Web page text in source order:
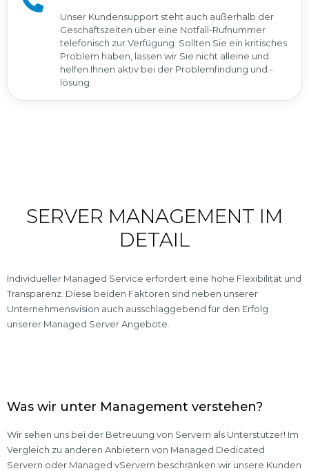
Unser Kundensupport steht auch außerhalb der
Geschäftszeiten über eine Notfall-Rufnummer
telefonisch zur Verfügung. Sollten Sie ein kritisches
Problem haben, lassen wir Sie nicht alleine und
helfen Ihnen aktiv bei der Problemfindung und -
lösung.
SERVER MANAGEMENT IM
DETAIL
Individueller Managed Service erfordert eine hohe Flexibilität und
Transparenz. Diese beiden Faktoren sind neben unserer
Unternehmensvision auch ausschlaggebend für den Erfolg
unserer Managed Server Angebote.
Was wir unter Management verstehen?
Wir sehen uns bei der Betreuung von Servern als Unterstützer! Im
Vergleich zu anderen Anbietern von Managed Dedicated
Servern oder Managed vServern beschränken wir unsere Kunden